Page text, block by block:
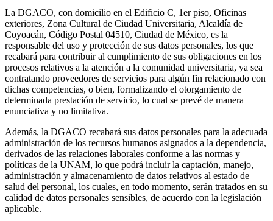
La DGACO, con domicilio en el Edificio C, 1er piso, Oficinas
exteriores, Zona Cultural de Ciudad Universitaria, Alcaldía de
Coyoacán, Código Postal 04510, Ciudad de México, es la
responsable del uso y protección de sus datos personales, los que
recabará para contribuir al cumplimiento de sus obligaciones en los
procesos relativos a la atención a la comunidad universitaria, ya sea
contratando proveedores de servicios para algún fin relacionado con
dichas competencias, o bien, formalizando el otorgamiento de
determinada prestación de servicio, lo cual se prevé de manera
enunciativa y no limitativa.
Además, la DGACO recabará sus datos personales para la adecuada
administración de los recursos humanos asignados a la dependencia,
derivados de las relaciones laborales conforme a las normas y
políticas de la UNAM, lo que podrá incluir la captación, manejo,
administración y almacenamiento de datos relativos al estado de
salud del personal, los cuales, en todo momento, serán tratados en su
calidad de datos personales sensibles, de acuerdo con la legislación
aplicable.